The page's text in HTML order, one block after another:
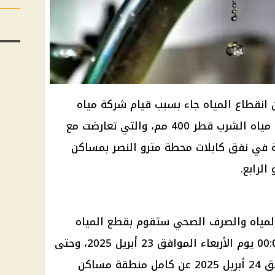
انقطاع المياه جاء بسبب قيام شركة مياه
الشرب والصرف الصحي بتحويل خط مياه الشرب قطر 400 مم، والتي تعارضت مع
في نفق كابلات محطة مترو النصر بمساكن
والصرف الصحي ستقوم بقطع المياه
لمدة 6 ساعات، بدءاً من الساعة 00:00 يوم الأربعاء الموافق 23 أبريل 2025، وحتى
الساعة 06:00 يوم الخميس الموافق 24 أبريل 2025 عن كامل منطقة مساكن